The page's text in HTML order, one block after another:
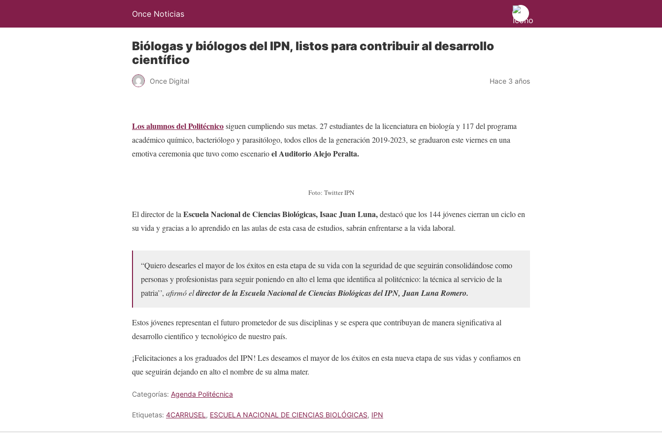
Once Noticias
Biólogas y biólogos del IPN, listos para contribuir al desarrollo
científico
Once Digital Hace 3 años
Los alumnos del Politécnicosiguen cumpliendo sus metas. 27 estudiantes de la licenciatura en biología y 117 del programa
académico químico, bacteriólogo y parasitólogo, todos ellos de la generación 2019-2023, se graduaron este viernes en una
emotiva ceremonia que tuvo como escenarioel Auditorio Alejo Peralta.
Foto: Twitter IPN
El director de la Escuela Nacional de Ciencias Biológicas, Isaac Juan Luna,destacó que los 144 jóvenes cierran un ciclo en
su vida y gracias a lo aprendido en las aulas de esta casa de estudios, sabrán enfrentarse a la vida laboral.
“Quiero desearles el mayor de los éxitos en esta etapa de su vida con la seguridad de que seguirán consolidándose como
personas y profesionistas para seguir poniendo en alto el lema que identifica al politécnico: la técnica al servicio de la
patria’’, afirmó eldirector de la Escuela Nacional de Ciencias Biológicas del IPN, Juan Luna Romero.
Estos jóvenes representan el futuro prometedor de sus disciplinas y se espera que contribuyan de manera significativa al
desarrollo científico y tecnológico de nuestro país.
¡Felicitaciones a los graduados del IPN! Les deseamos el mayor de los éxitos en esta nueva etapa de sus vidas y confiamos en
que seguirán dejando en alto el nombre de su alma mater.
Categorías: Agenda Politécnica
Etiquetas: 4CARRUSEL , ESCUELA NACIONAL DE CIENCIAS BIOLÓGICAS, IPN